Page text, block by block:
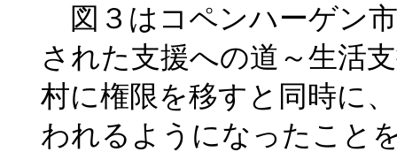
図３はコペンハーゲン
された支援への道～生活
村に権限を移すと同時に
われるようになったこと